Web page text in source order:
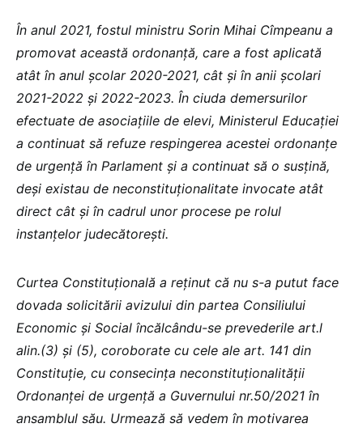
În anul 2021, fostul ministru Sorin Mihai Cîmpeanu a
promovat această ordonanță, care a fost aplicată
atât în anul școlar 2020-2021, cât și în anii școlari
2021-2022 și 2022-2023. În ciuda demersurilor
efectuate de asociațiile de elevi, Ministerul Educației
a continuat să refuze respingerea acestei ordonanțe
de urgență în Parlament și a continuat să o susțină,
deși existau de neconstituționalitate invocate atât
direct cât și în cadrul unor procese pe rolul
instanțelor judecătorești.
Curtea Constituțională a reținut că nu s-a putut face
dovada solicitării avizului din partea Consiliului
Economic şi Social încălcându-se prevederile art.l
alin.(3) și (5), coroborate cu cele ale art. 141 din
Constituție, cu consecința neconstituționalității
Ordonanței de urgență a Guvernului nr.50/2021 în
ansamblul său. Urmează să vedem în motivarea